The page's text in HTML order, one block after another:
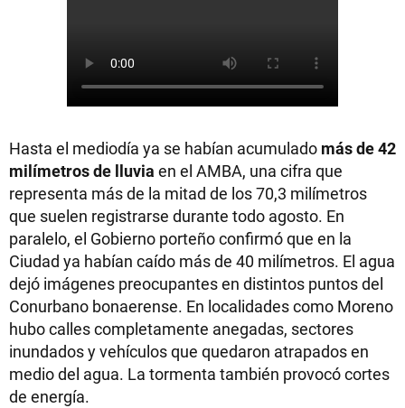
Hasta el mediodía ya se habían acumulado más de 42
milímetros de lluvia en el AMBA, una cifra que
representa más de la mitad de los 70,3 milímetros
que suelen registrarse durante todo agosto. En
paralelo, el Gobierno porteño confirmó que en la
Ciudad ya habían caído más de 40 milímetros. El agua
dejó imágenes preocupantes en distintos puntos del
Conurbano bonaerense. En localidades como Moreno
hubo calles completamente anegadas, sectores
inundados y vehículos que quedaron atrapados en
medio del agua. La tormenta también provocó cortes
de energía.